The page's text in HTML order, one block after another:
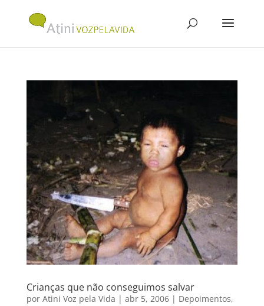
Crianças que não conseguimos salvar
por Atini Voz pela Vida | abr 5, 2006| Depoimentos,